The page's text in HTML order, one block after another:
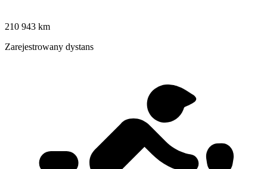
210 943 km
Zarejestrowany dystans